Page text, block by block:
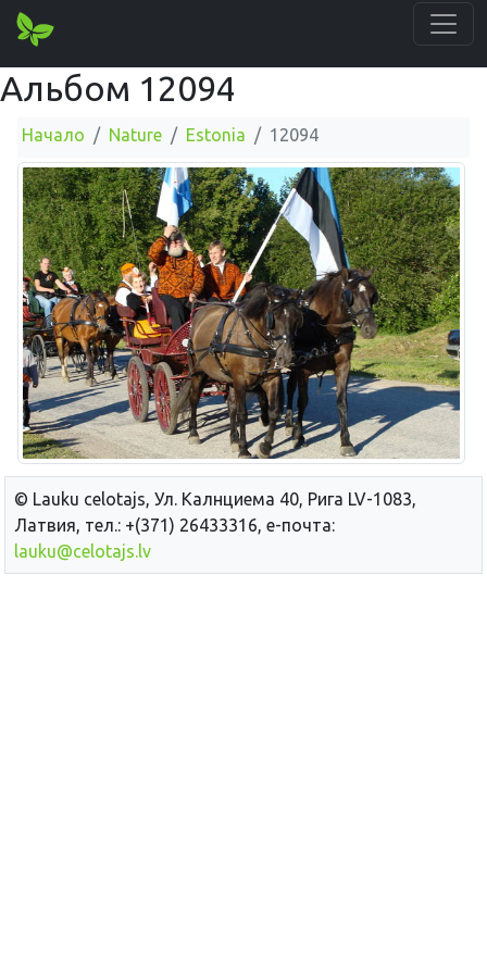
Альбом 12094
Начало Nature Estonia 12094
© Lauku сelotajs, Ул. Калнциема 40, Рига LV-1083,
Латвия, тел.: +(371) 26433316, е-почта:
lauku@celotajs.lv